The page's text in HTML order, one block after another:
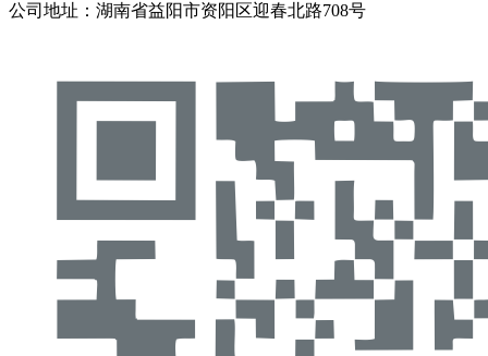
公司地址：湖南省益阳市资阳区迎春北路708号